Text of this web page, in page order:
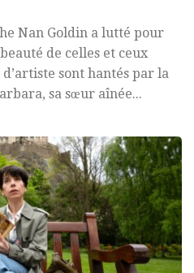
Nan Goldin a lutté pour
de celles et ceux
sont hantés par la
sa sœur aînée...